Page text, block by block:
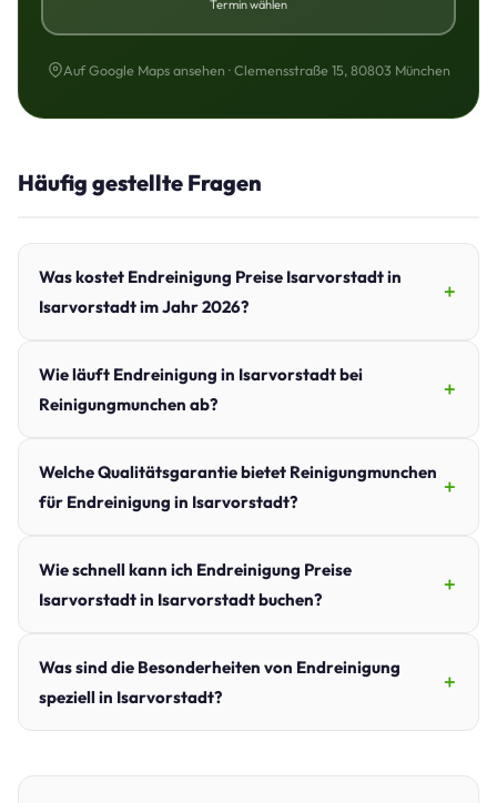
Termin wählen
Auf Google Maps ansehen · Clemensstraße 15, 80803 München
Häufig gestellte Fragen
Was kostet Endreinigung Preise Isarvorstadt in
Isarvorstadt im Jahr 2026?
Wie läuft Endreinigung in Isarvorstadt bei
Reinigungmunchen ab?
Welche Qualitätsgarantie bietet Reinigungmunchen
für Endreinigung in Isarvorstadt?
Wie schnell kann ich Endreinigung Preise
Isarvorstadt in Isarvorstadt buchen?
Was sind die Besonderheiten von Endreinigung
speziell in Isarvorstadt?